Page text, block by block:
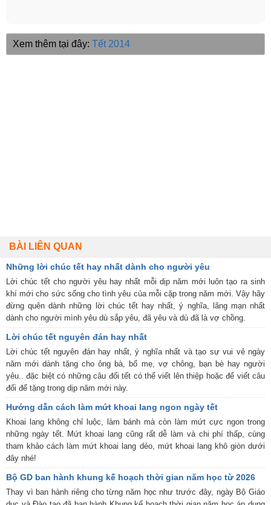
Xem thêm tại đây: Tết 2014
BÀI LIÊN QUAN
Những lời chúc tết hay nhất dành cho người yêu
Lời chúc tết cho người yêu hay nhất mỗi dịp năm mới luôn tạo ra sinh
khí mới cho sức sống cho tình yêu của mỗi cặp trong năm mới. Vậy hãy
đừng quên dành những lời chúc tết hay nhất, ý nghĩa, lãng mạn nhất
dành cho người mình yêu dù sắp yêu, đã yêu và dù đã là vợ chồng.
Lời chúc tết nguyên đán hay nhất
Lời chúc tết nguyên đán hay nhất, ý nghĩa nhất và tạo sự vui vẻ ngày
năm mới dành tặng cho ông bà, bố mẹ, vợ chông, bạn bè hay người
yêu.. đặc biệt có những câu đối tết có thể viết lên thiệp hoặc để viết câu
đối để tặng trong dịp năm mới này.
Hướng dẫn cách làm mứt khoai lang ngon ngày tết
Khoai lang không chỉ luộc, làm bánh mà còn làm mứt cực ngon trong
những ngày tết. Mứt khoai lang cũng rất dễ làm và chi phí thấp, cùng
tham khảo cách làm mứt khoai lang dẻo, mứt khoai lang khô giòn dưới
đây nhé!
Bộ GD ban hành khung kế hoạch thời gian năm học từ 2026
Thay vì ban hành riêng cho từng năm học như trước đây, ngày Bộ Giáo